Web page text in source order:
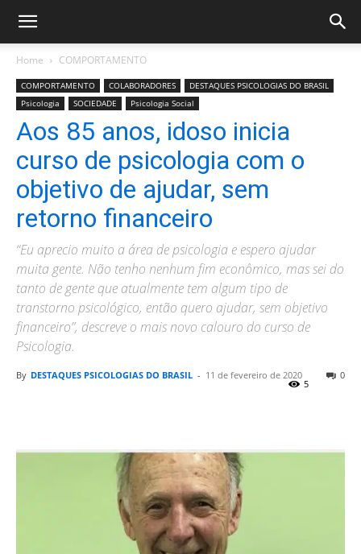
Home COMPORTAMENTO
COMPORTAMENTO COLABORADORES
DESTAQUES PSICOLOGIAS DO BRASIL
Psicologia
SOCIEDADE Psicologia Social
Aos 85 anos, idoso inicia
curso de psicologia com o
objetivo de ajudar, sem
retorno financeiro
“Eu aprecio muito a área de psicologia e espero ajudar
muita gente. Não tenho nenhum fim econômico, mas sei do
tanto de gente que atualmente tem algum tipo de
transtorno psicológico, então quero ajudar, sem objetivo
financeiro”, descreve o mais novo calouro do curso de
Psicologia.
By DESTAQUES PSICOLOGIAS DO BRASIL - 11 de fevereiro de 2020 0
5